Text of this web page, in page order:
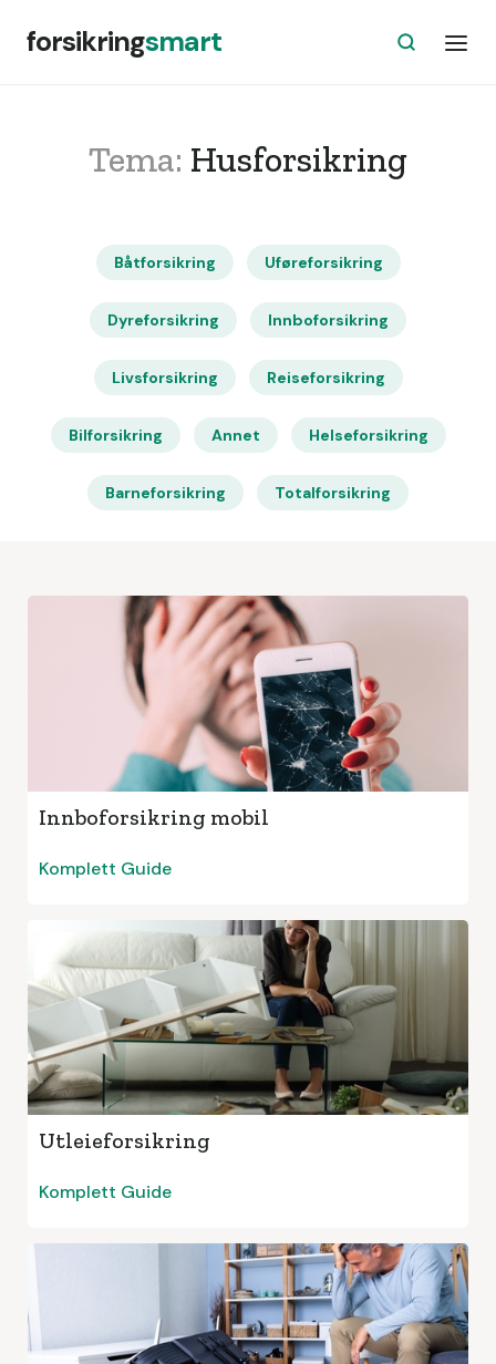
forsikringsmart
Tema: Husforsikring
Båtforsikring Uføreforsikring
Dyreforsikring Innboforsikring
Livsforsikring Reiseforsikring
Bilforsikring Annet Helseforsikring
Barneforsikring Totalforsikring
Innboforsikring mobil
Komplett Guide
Utleieforsikring
Komplett Guide